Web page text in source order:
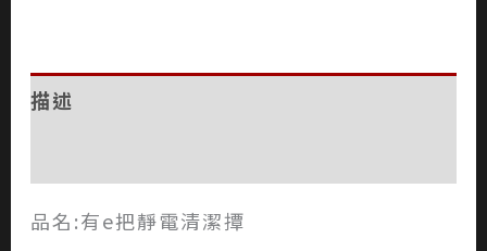
描述
品名:有e把靜電清潔撢